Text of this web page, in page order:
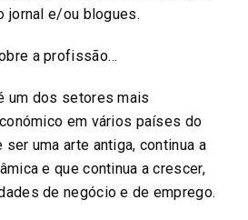
jornal e/ou blogues.
a profissão…
um dos setores mais
em vários países do
uma arte antiga, continua a
e que continua a crescer,
de negócio e de emprego.